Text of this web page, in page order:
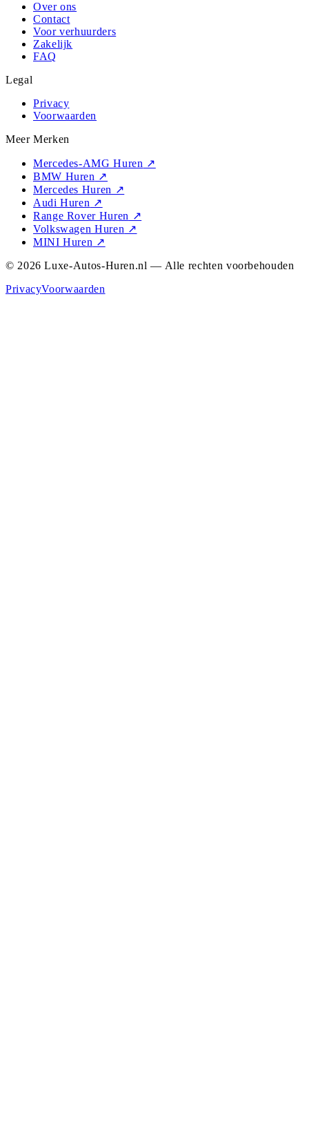
Over ons
Contact
Voor verhuurders
Zakelijk
FAQ
Legal
Privacy
Voorwaarden
Meer Merken
Mercedes-AMG Huren ↗
BMW Huren ↗
Mercedes Huren ↗
Audi Huren ↗
Range Rover Huren ↗
Volkswagen Huren ↗
MINI Huren ↗
© 2026 Luxe-Autos-Huren.nl — Alle rechten voorbehouden
PrivacyVoorwaarden